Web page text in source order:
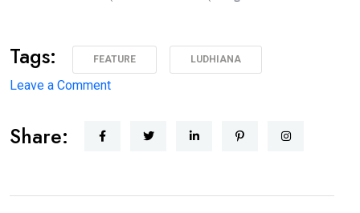
Tags: FEATURE LUDHIANA
Leave a Commenton
ਦੀ
Share: